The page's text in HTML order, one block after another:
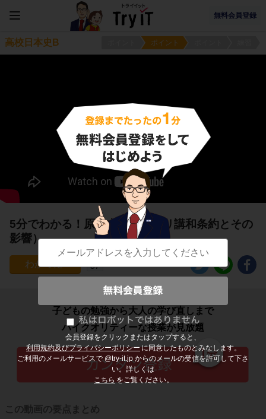
無料会員登録
会員登録をクリックまたはタップすると、
利用規約及びプライバシーポリシーに同意したものとみなします。
ご利用のメールサービスで @try-it.jp からのメールの受信を許可して下さ
い。詳しくは
こちら をご覧ください。
高校日本史B ポイント
5分でわかる！原敬内閣 （パリ講和条約とその
影響）
57
子どもの勉強から大人の学び直しまで
ハイクオリティーな授業が見放題
この動画の要点まとめ